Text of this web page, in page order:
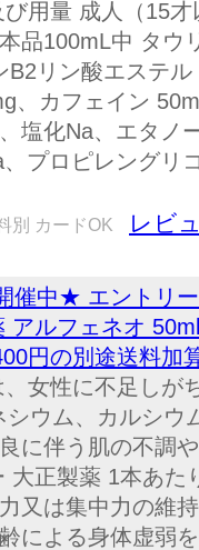
用量 成人（15
品100mL中 タウ
B2リン酸エステ
、カフェイン
塩化Na、エタノ
プロピレングリ
別 カードOK
レビ
催中★ エントリ
アルフェネオ
円の別途送料加
女性に不足しが
シウム、カルシウ
に伴う肌の不調
大正製薬 1本あ
力又は集中力の
による身体虚弱